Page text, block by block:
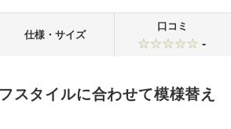
仕様・サイズ
口コミ
-
スタイルに合わせて模様替え